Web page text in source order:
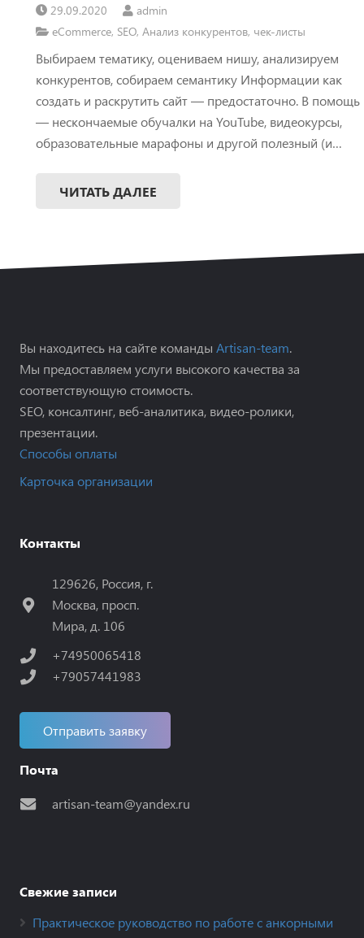
29.09.2020
admin
eCommerce, SEO, Анализ конкурентов, чек-листы
Выбираем тематику, оцениваем нишу, анализируем
конкурентов, собираем семантику Информации как
создать и раскрутить сайт — предостаточно. В помощь
— нескончаемые обучалки на YouTube, видеокурсы,
образовательные марафоны и другой полезный (и…
ЧИТАТЬ ДАЛЕЕ
Вы находитесь на сайте команды Artisan-team.
Мы предоставляем услуги высокого качества за
соответствующую стоимость.
SEO, консалтинг, веб-аналитика, видео-ролики,
презентации.
Способы оплаты
Карточка организации
Контакты
129626, Россия, г.
Москва, просп.
Мира, д. 106
+74950065418
+79057441983
Отправить заявку
Почта
artisan-team@yandex.ru
Свежие записи
Практическое руководство по работе с анкорными